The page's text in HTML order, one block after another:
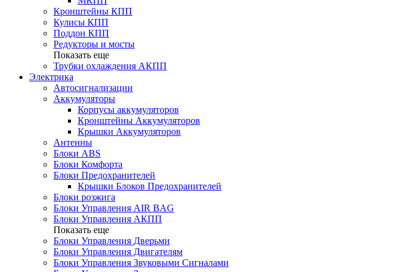
Кронштейны КПП
Кулисы КПП
Поддон КПП
Редукторы и мосты
Показать еще
Трубки охлаждения АКПП
Электрика
Автосигнализации
Аккумуляторы
Корпусы аккумуляторов
Кронштейны Аккумуляторов
Крышки Аккумуляторов
Антенны
Блоки ABS
Блоки Комфорта
Блоки Предохранителей
Крышки Блоков Предохранителей
Блоки розжига
Блоки Управления AIR BAG
Блоки Управления АКПП
Показать еще
Блоки Управления Дверьми
Блоки Управления Двигателям
Блоки Управления Звуковыми Сигналами